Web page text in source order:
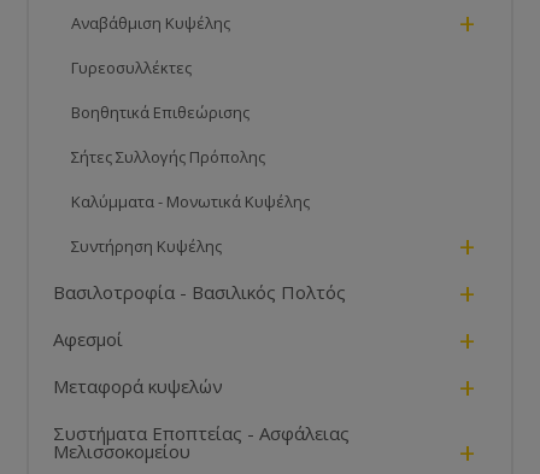
Αναβάθμιση Κυψέλης +
Γυρεοσυλλέκτες
Βοηθητικά Επιθεώρισης
Σήτες Συλλογής Πρόπολης
Καλύμματα - Μονωτικά Κυψέλης
Συντήρηση Κυψέλης +
Βασιλοτροφία - Βασιλικός Πολτός +
Αφεσμοί +
Μεταφορά κυψελών +
Συστήματα Εποπτείας - Ασφάλειας
Μελισσοκομείου +